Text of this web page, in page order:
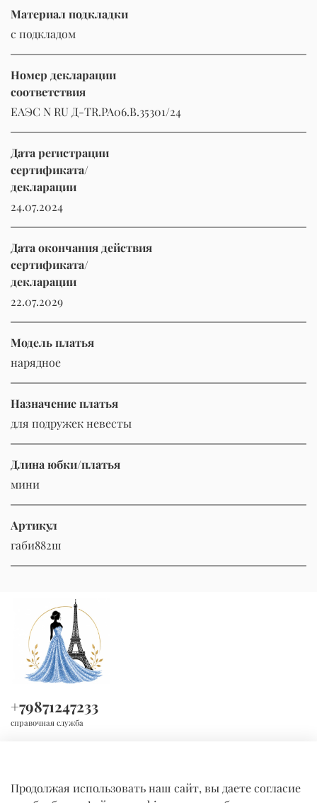
Материал подкладки
с подкладом
Номер декларации
соответствия
ЕАЭС N RU Д-TR.РА06.В.35301/24
Дата регистрации
сертификата/
декларации
24.07.2024
Дата окончания действия
сертификата/
декларации
22.07.2029
Модель платья
нарядное
Назначение платья
для подружек невесты
Длина юбки/платья
мини
Артикул
габи882ш
+79871247233
справочная служба
Продолжая использовать наш сайт, вы даете согласие